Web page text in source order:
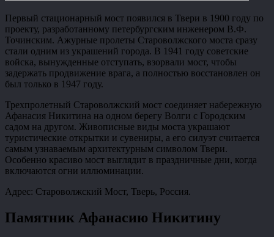
Первый стационарный мост появился в Твери в 1900 году по
проекту, разработанному петербургским инженером В.Ф.
Точинским. Ажурные пролеты Староволжского моста сразу
стали одним из украшений города. В 1941 году советские
войска, вынужденные отступать, взорвали мост, чтобы
задержать продвижение врага, а полностью восстановлен он
был только в 1947 году.
Трехпролетный Староволжский мост соединяет набережную
Афанасия Никитина на одном берегу Волги с Городским
садом на другом. Живописные виды моста украшают
туристические открытки и сувениры, а его силуэт считается
самым узнаваемым архитектурным символом Твери.
Особенно красиво мост выглядит в праздничные дни, когда
включаются огни иллюминации.
Адрес: Староволжский Мост, Тверь, Россия.
Памятник Афанасию Никитину